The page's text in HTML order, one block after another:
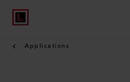
Applications